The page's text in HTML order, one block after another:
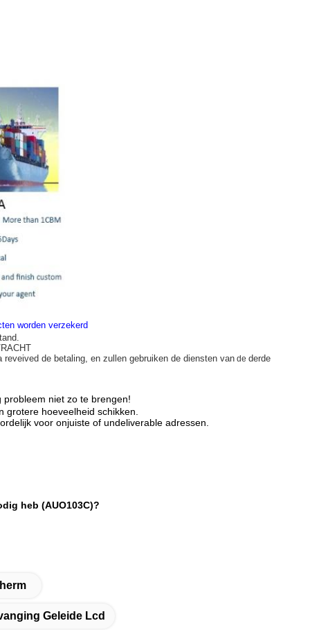
worden verzekerd
de betaling, en zullen gebruiken de diensten van de derde
niet zo te brengen!
grotere hoeveelheid schikken.
voor onjuiste of undeliverable adressen.
heb (AUO103C)?
Geleide Lcd